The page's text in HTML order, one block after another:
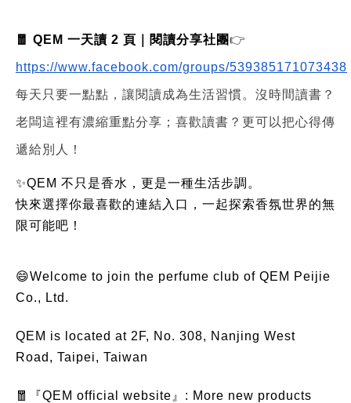
🧧 QEM 一天讀 2 頁｜閱讀分享社團👉
https://www.facebook.com/groups/539385171073438
每天只要一點點，讓閱讀成為生活習慣。沒時間讀書？
老闆這裡有濃縮重點分享；喜歡讀書？更可以把心得傳
遞給別人！
✨QEM 不只是香水，更是一種生活步調。
快來選擇你最喜歡的連結入口，一起探索香氛世界的無
限可能吧！
😄Welcome to join the perfume club of QEM Peijie
Co., Ltd.
QEM is located at 2F, No. 308, Nanjing West
Road, Taipei, Taiwan
🧧『QEM official website』: More new products